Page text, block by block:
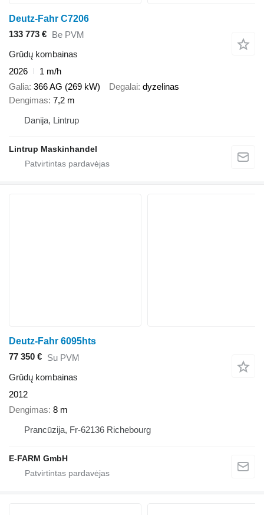
Deutz-Fahr C7206
133 773 €
Be PVM
Grūdų kombainas
2026
1 m/h
Galia 366 AG (269 kW) Degalai dyzelinas
Dengimas 7,2 m
Danija, Lintrup
Lintrup Maskinhandel
Deutz-Fahr 6095hts
77 350 € Su PVM
Grūdų kombainas
2012
Dengimas 8 m
Prancūzija, Fr-62136 Richebourg
E-FARM GmbH